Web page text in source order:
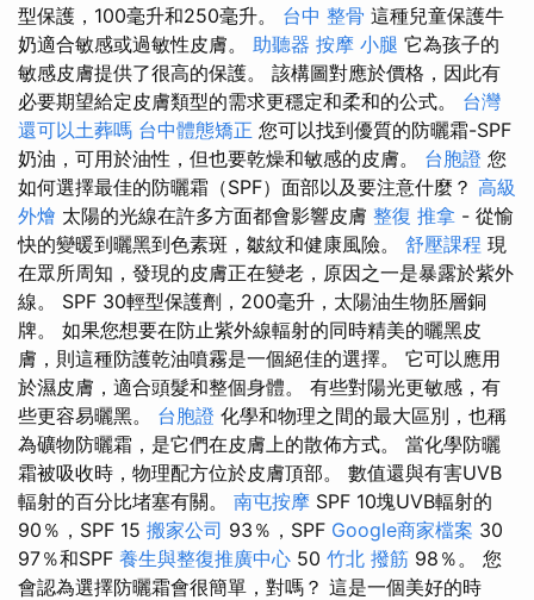
型保護，100毫升和250毫升。 台中 整骨 這種兒童保護牛
奶適合敏感或過敏性皮膚。 助聽器 按摩 小腿 它為孩子的
敏感皮膚提供了很高的保護。 該構圖對應於價格，因此有
必要期望給定皮膚類型的需求更穩定和柔和的公式。 台灣
還可以土葬嗎 台中體態矯正 您可以找到優質的防曬霜-SPF
奶油，可用於油性，但也要乾燥和敏感的皮膚。 台胞證 您
如何選擇最佳的防曬霜（SPF）面部以及要注意什麼？ 高級
外燴 太陽的光線在許多方面都會影響皮膚 整復 推拿 - 從愉
快的變暖到曬黑到色素斑，皺紋和健康風險。 舒壓課程 現
在眾所周知，發現的皮膚正在變老，原因之一是暴露於紫外
線。 SPF 30輕型保護劑，200毫升，太陽油生物胚層銅
牌。 如果您想要在防止紫外線輻射的同時精美的曬黑皮
膚，則這種防護乾油噴霧是一個絕佳的選擇。 它可以應用
於濕皮膚，適合頭髮和整個身體。 有些對陽光更敏感，有
些更容易曬黑。 台胞證 化學和物理之間的最大區別，也稱
為礦物防曬霜，是它們在皮膚上的散佈方式。 當化學防曬
霜被吸收時，物理配方位於皮膚頂部。 數值還與有害UVB
輻射的百分比堵塞有關。 南屯按摩 SPF 10塊UVB輻射的
90％，SPF 15 搬家公司 93％，SPF Google商家檔案 30
97％和SPF 養生與整復推廣中心 50 竹北 撥筋 98％。 您
會認為選擇防曬霜會很簡單，對嗎？ 這是一個美好的時